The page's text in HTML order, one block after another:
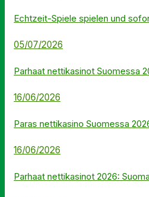
Echtzeit-Spiele spielen und
05/07/2026
Parhaat nettikasinot Suomessa
16/06/2026
Paras nettikasino Suomessa
16/06/2026
Parhaat nettikasinot 2026: